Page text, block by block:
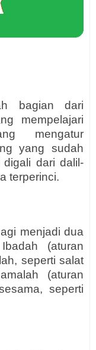
bagian dari
mempelajari
mengatur
yang sudah
dari dalil-
terperinci.
menjadi dua
(aturan
seperti salat
(aturan
seperti